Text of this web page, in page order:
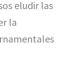
eludir las
la